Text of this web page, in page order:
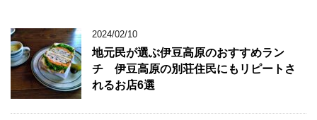
2024/02/10
地元民が選ぶ伊豆高原のおすすめラン
チ 伊豆高原の別荘住民にもリピートさ
れるお店6選